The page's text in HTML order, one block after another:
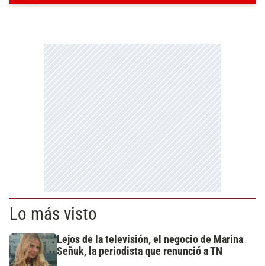
Lo más visto
Lejos de la televisión, el negocio de Marina
Señuk, la periodista que renunció a TN